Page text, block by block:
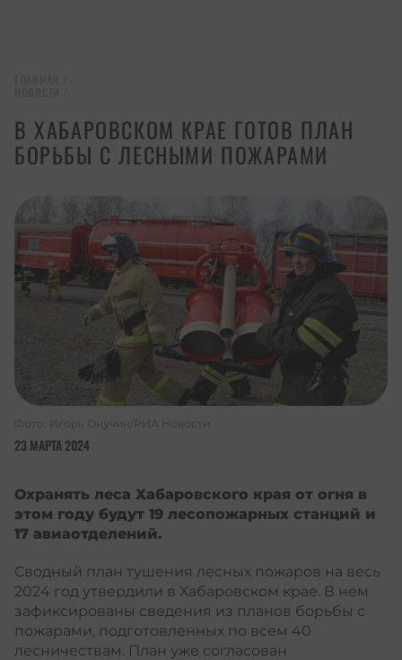
В ХАБАРОВСКОМ КРАЕ ГОТОВ ПЛАН
БОРЬБЫ С ЛЕСНЫМИ ПОЖАРАМИ
23 МАРТА 2024
Фото: Игорь Онучин/РИА Новости
Охранять леса Хабаровского края от огня в
этом году будут 19 лесопожарных станций и
17 авиаотделений.
Сводный план тушения лесных пожаров на весь
2024 год утвердили в Хабаровском крае. В нем
зафиксированы сведения из планов борьбы с
пожарами, подготовленных по всем 40
лесничествам. План уже согласован